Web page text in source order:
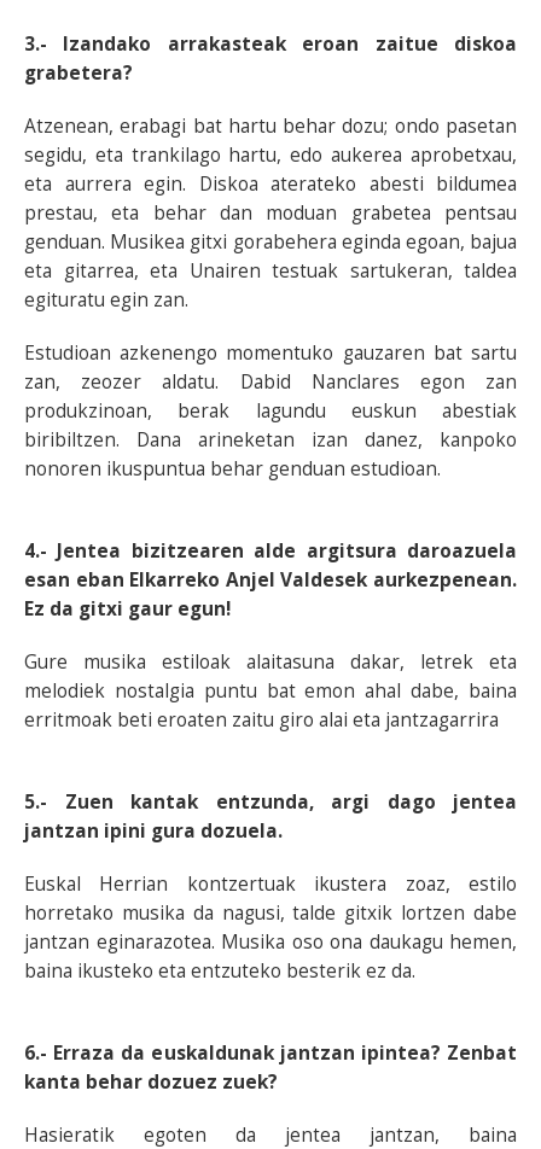
3.- Izandako arrakasteak eroan zaitue diskoa
grabetera?
Atzenean, erabagi bat hartu behar dozu; ondo pasetan
segidu, eta trankilago hartu, edo aukerea aprobetxau,
eta aurrera egin. Diskoa aterateko abesti bildumea
prestau, eta behar dan moduan grabetea pentsau
genduan. Musikea gitxi gorabehera eginda egoan, bajua
eta gitarrea, eta Unairen testuak sartukeran, taldea
egituratu egin zan.
Estudioan azkenengo momentuko gauzaren bat sartu
zan, zeozer aldatu. Dabid Nanclares egon zan
produkzinoan, berak lagundu euskun abestiak
biribiltzen. Dana arineketan izan danez, kanpoko
nonoren ikuspuntua behar genduan estudioan.
4.- Jentea bizitzearen alde argitsura daroazuela
esan eban Elkarreko Anjel Valdesek aurkezpenean.
Ez da gitxi gaur egun!
Gure musika estiloak alaitasuna dakar, letrek eta
melodiek nostalgia puntu bat emon ahal dabe, baina
erritmoak beti eroaten zaitu giro alai eta jantzagarrira
5.- Zuen kantak entzunda, argi dago jentea
jantzan ipini gura dozuela.
Euskal Herrian kontzertuak ikustera zoaz, estilo
horretako musika da nagusi, talde gitxik lortzen dabe
jantzan eginarazotea. Musika oso ona daukagu hemen,
baina ikusteko eta entzuteko besterik ez da.
6.- Erraza da euskaldunak jantzan ipintea? Zenbat
kanta behar dozuez zuek?
Hasieratik egoten da jentea jantzan, baina